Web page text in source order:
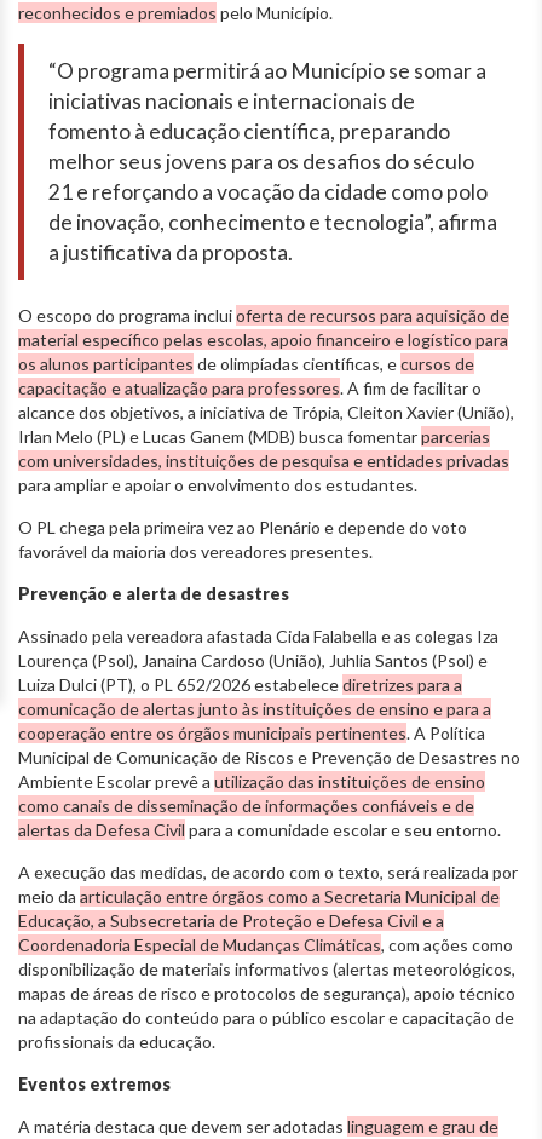
reconhecidos e premiados pelo Município.
“O programa permitirá ao Município se somar a
iniciativas nacionais e internacionais de
fomento à educação científica, preparando
melhor seus jovens para os desafios do século
21 e reforçando a vocação da cidade como polo
de inovação, conhecimento e tecnologia”, afirma
a justificativa da proposta.
O escopo do programa incluioferta de recursos para aquisição de
material específico pelas escolas, apoio financeiro e logístico para
os alunos participantes de olimpíadas científicas, ecursos de
capacitação e atualização para professores. A fim de facilitar o
alcance dos objetivos, a iniciativa de Trópia, Cleiton Xavier (União),
Irlan Melo (PL) e Lucas Ganem (MDB) busca fomentarparcerias
com universidades, instituições de pesquisa e entidades privadas
para ampliar e apoiar o envolvimento dos estudantes.
O PL chega pela primeira vez ao Plenário e depende do voto
favorável da maioria dos vereadores presentes.
Prevenção e alerta de desastres
Assinado pela vereadora afastada Cida Falabella e as colegas Iza
Lourença (Psol), Janaina Cardoso (União), Juhlia Santos (Psol) e
Luiza Dulci (PT), o PL 652/2026 estabelecediretrizes para a
comunicação de alertas junto às instituições de ensino e para a
cooperação entre os órgãos municipais pertinentes. A Política
Municipal de Comunicação de Riscos e Prevenção de Desastres no
Ambiente Escolar prevê a utilização das instituições de ensino
como canais de disseminação de informações confiáveis e de
alertas da Defesa Civil para a comunidade escolar e seu entorno.
A execução das medidas, de acordo com o texto, será realizada por
meio da articulação entre órgãos como a Secretaria Municipal de
Educação, a Subsecretaria de Proteção e Defesa Civil e a
Coordenadoria Especial de Mudanças Climáticas, com ações como
disponibilização de materiais informativos (alertas meteorológicos,
mapas de áreas de risco e protocolos de segurança), apoio técnico
na adaptação do conteúdo para o público escolar e capacitação de
profissionais da educação.
Eventos extremos
A matéria destaca que devem ser adotadas linguagem e grau de